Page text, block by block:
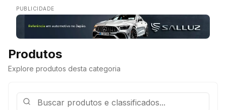
PUBLICIDADE
Produtos
Explore produtos desta categoria